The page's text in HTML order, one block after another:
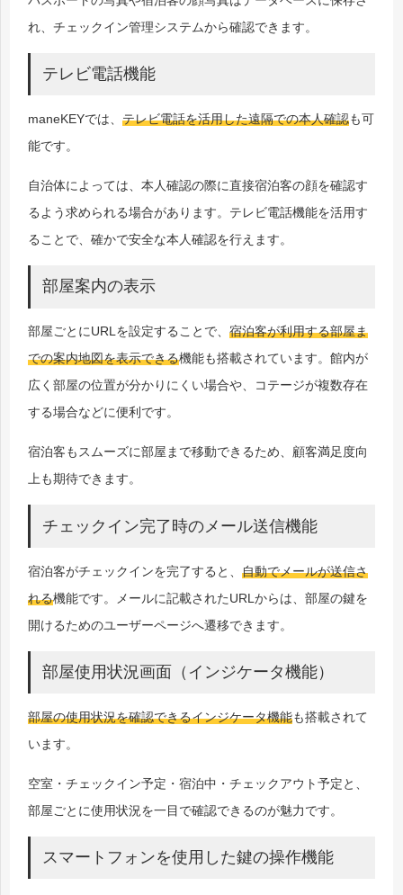
れ、チェックイン管理システムから確認できます。
テレビ電話機能
maneKEYでは、テレビ電話を活用した遠隔での本人確認も可
能です。
自治体によっては、本人確認の際に直接宿泊客の顔を確認す
るよう求められる場合があります。テレビ電話機能を活用す
ることで、確かで安全な本人確認を行えます。
部屋案内の表示
部屋ごとにURLを設定することで、宿泊客が利用する部屋ま
での案内地図を表示できる機能も搭載されています。館内が
広く部屋の位置が分かりにくい場合や、コテージが複数存在
する場合などに便利です。
宿泊客もスムーズに部屋まで移動できるため、顧客満足度向
上も期待できます。
チェックイン完了時のメール送信機能
宿泊客がチェックインを完了すると、自動でメールが送信さ
れる機能です。メールに記載されたURLからは、部屋の鍵を
開けるためのユーザーページへ遷移できます。
部屋使用状況画面（インジケータ機能）
部屋の使用状況を確認できるインジケータ機能も搭載されて
います。
空室・チェックイン予定・宿泊中・チェックアウト予定と、
部屋ごとに使用状況を一目で確認できるのが魅力です。
スマートフォンを使用した鍵の操作機能